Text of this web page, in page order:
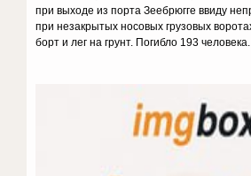
при выходе из порта Зеебрюгге ввиду
при незакрытых носовых грузовых
борт и лег на грунт. Погибло 193 человека.